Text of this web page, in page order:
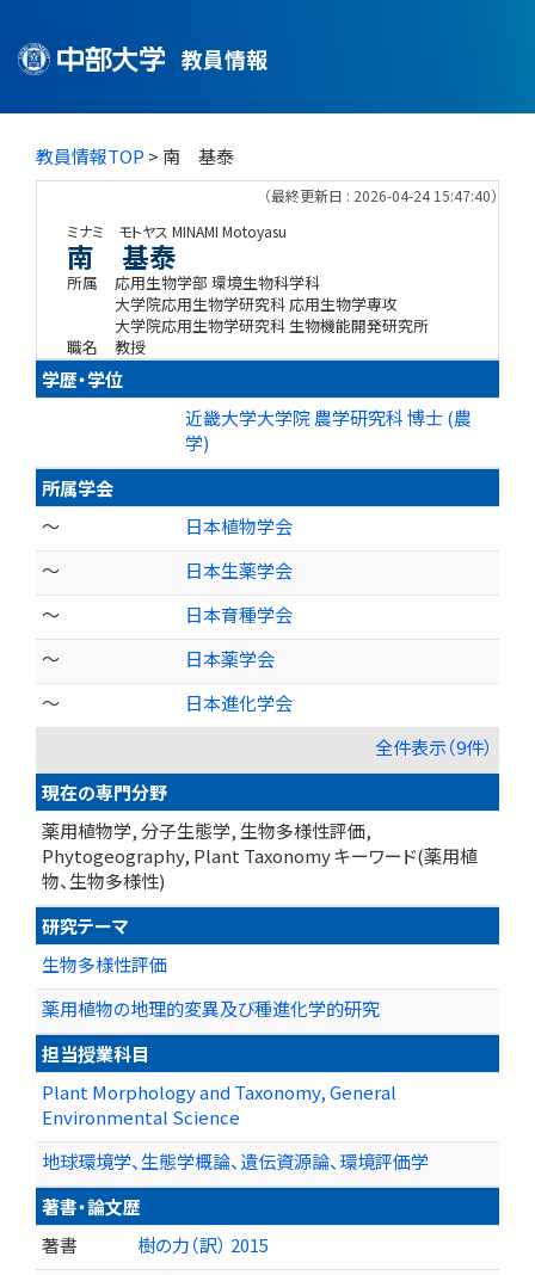
教員情報
教員情報TOP > 南 基泰
（最終更新日 : 2026-04-24 15:47:40）
ミナミ モトヤス MINAMI Motoyasu
南 基泰
所属
応用生物学部 環境生物科学科
大学院応用生物学研究科 応用生物学専攻
大学院応用生物学研究科 生物機能開発研究所
職名
教授
学歴・学位
近畿大学大学院 農学研究科 博士 (農
学)
所属学会
～
日本植物学会
～
日本生薬学会
～
日本育種学会
～
日本薬学会
～
日本進化学会
全件表示（9件）
現在の専門分野
薬用植物学, 分子生態学, 生物多様性評価,
Phytogeography, Plant Taxonomy キーワード(薬用植
物、生物多様性)
研究テーマ
生物多様性評価
薬用植物の地理的変異及び種進化学的研究
担当授業科目
Plant Morphology and Taxonomy, General
Environmental Science
地球環境学、生態学概論、遺伝資源論、環境評価学
著書・論文歴
著書
樹の力（訳） 2015